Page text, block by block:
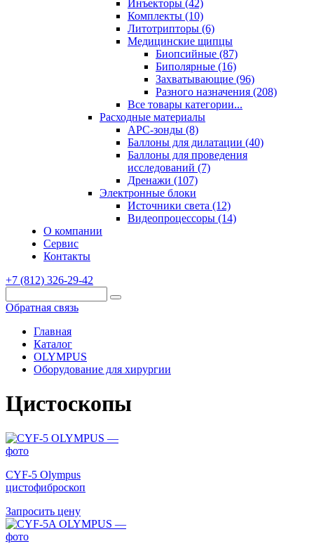
Инъекторы (42)
Комплекты (10)
Литотрипторы (6)
Медицинские щипцы
Биопсийные (87)
Биполярные (16)
Захватывающие (96)
Разного назначения (208)
Все товары категории...
Расходные материалы
АРС-зонды (8)
Баллоны для дилатации (40)
Баллоны для проведения
исследований (7)
Дренажи (107)
Электронные блоки
Источники света (12)
Видеопроцессоры (14)
О компании
Сервис
Контакты
+7 (812) 326-29-42
Обратная связь
Главная
Каталог
OLYMPUS
Оборудование для хирургии
Цистоскопы
CYF-5 Olympus
цистофиброскоп
Запросить цену